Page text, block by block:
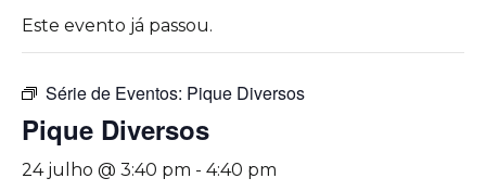
Este evento já passou.
Série de Eventos: Pique Diversos
Pique Diversos
24 julho @ 3:40 pm - 4:40 pm